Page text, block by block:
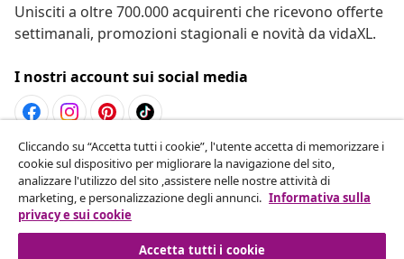
Unisciti a oltre 700.000 acquirenti che ricevono offerte
settimanali, promozioni stagionali e novità da vidaXL.
I nostri account sui social media
Recesso dal contratto
Invia una richiesta di recesso per il tuo ordine.
Recesso dal contratto
Cliccando su “Accetta tutti i cookie”, l'utente accetta di memorizzare i
cookie sul dispositivo per migliorare la navigazione del sito,
analizzare l'utilizzo del sito ,assistere nelle nostre attività di
marketing, e personalizzazione degli annunci. Informativa sulla
privacy e sui cookie
Accetta tutti i cookie